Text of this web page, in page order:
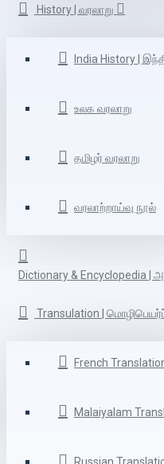
History | வரலாறு
India History |
உலக வரலாறு
தமிழர் வரலாறு
வரலாற்றாய்வு நூல்
Dictionary & Encyclopedia |
Transulation |
French
Malaiyalam